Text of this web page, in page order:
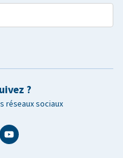
?
réseaux sociaux